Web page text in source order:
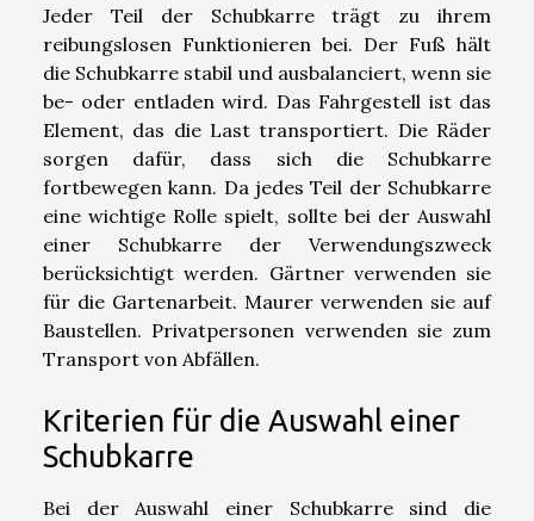
Jeder Teil der Schubkarre trägt zu ihrem
reibungslosen Funktionieren bei. Der Fuß hält
die Schubkarre stabil und ausbalanciert, wenn sie
be- oder entladen wird. Das Fahrgestell ist das
Element, das die Last transportiert. Die Räder
sorgen dafür, dass sich die Schubkarre
fortbewegen kann. Da jedes Teil der Schubkarre
eine wichtige Rolle spielt, sollte bei der Auswahl
einer Schubkarre der Verwendungszweck
berücksichtigt werden. Gärtner verwenden sie
für die Gartenarbeit. Maurer verwenden sie auf
Baustellen. Privatpersonen verwenden sie zum
Transport von Abfällen.
Kriterien für die Auswahl einer
Schubkarre
Bei der Auswahl einer Schubkarre sind die